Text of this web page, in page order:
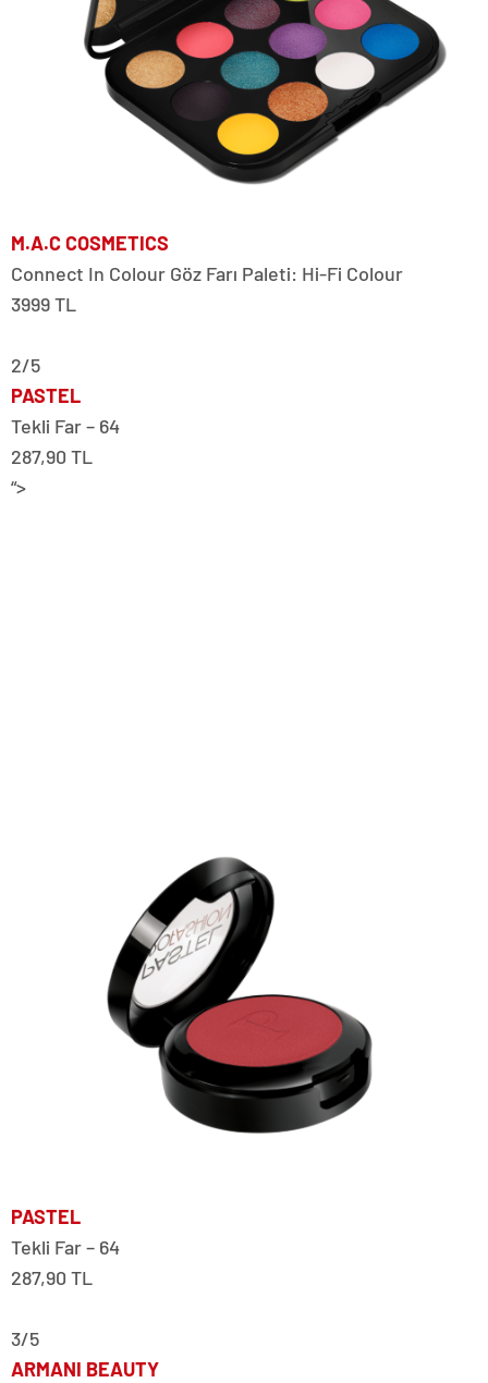
M.A.C COSMETICS
Connect In Colour Göz Farı Paleti: Hi-Fi Colour
3999 TL
2/5
PASTEL
Tekli Far – 64
287,90 TL
“>
PASTEL
Tekli Far – 64
287,90 TL
3/5
ARMANI BEAUTY